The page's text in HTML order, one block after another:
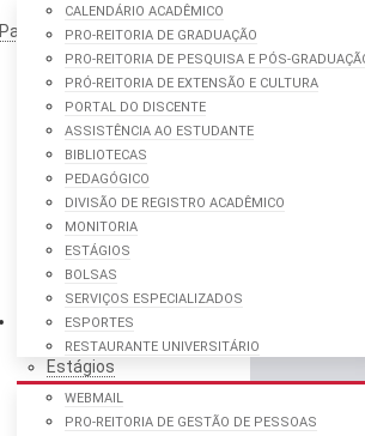
CALENDÁRIO ACADÊMICO
PRO-REITORIA DE GRADUAÇÃO
PRO-REITORIA DE PESQUISA E PÓS-
PRÓ-REITORIA DE EXTENSÃO E CULTURA
PORTAL DO DISCENTE
ASSISTÊNCIA AO ESTUDANTE
BIBLIOTECAS
PEDAGÓGICO
DIVISÃO DE REGISTRO ACADÊMICO
MONITORIA
ESTÁGIOS
BOLSAS
SERVIÇOS ESPECIALIZADOS
ESPORTES
RESTAURANTE UNIVERSITÁRIO
PARA SERVIDORES
WEBMAIL
PRO-REITORIA DE GESTÃO DE PESSOAS
Contato
Para Alunos
Calendário Acadêmico
Pro-reitoria de Graduação
Pro-reitoria de Pesquisa e
Pós-graduação
Pró-Reitoria de Extensão
e Cultura
Portal do Discente
Assistência ao Estudante
Bibliotecas
Pedagógico
Divisão de Registro
Acadêmico
Monitoria
Estágios
Bolsas
Serviços Especializados